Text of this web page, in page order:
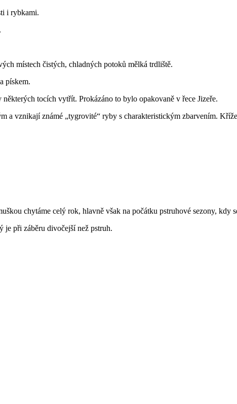
i rybkami.
místech čistých, chladných potoků mělká trdliště.
pískem.
tocích vytřít. Prokázáno to bylo opakovaně v řece Jizeře.
a vznikají známé „tygrovité“ ryby s charakteristickým zbarvením.
chytáme celý rok, hlavně však na počátku pstruhové sezony, kdy
je při záběru divočejší než pstruh.